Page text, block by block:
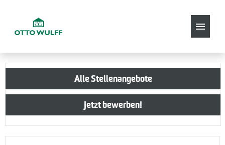
Stellenangebote
Alle Stellenangebote
Jetzt bewerben!